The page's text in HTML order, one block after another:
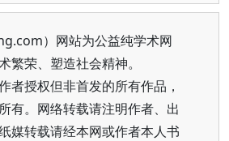
）网站为公益纯学术网
繁荣、塑造社会精神。
者授权但非首发的所有作品，
有。网络转载请注明作者、出
媒转载请经本网或作者本人书